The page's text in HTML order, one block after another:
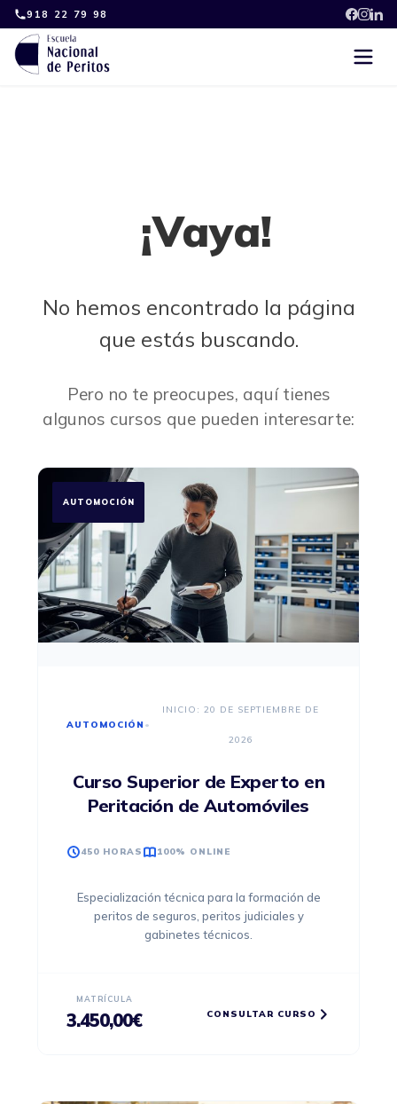
Skip
to
content
918 22 79 98
¡Vaya!
No hemos encontrado la página
que estás buscando.
Pero no te preocupes, aquí tienes
algunos cursos que pueden interesarte:
AUTOMOCIÓN
AUTOMOCIÓN •
INICIO: 20 DE SEPTIEMBRE DE
2026
Curso Superior de Experto en
Peritación de Automóviles
450 HORAS 100% ONLINE
Especialización técnica para la formación de
peritos de seguros, peritos judiciales y
gabinetes técnicos.
MATRÍCULA
3.450,00€ CONSULTAR CURSO